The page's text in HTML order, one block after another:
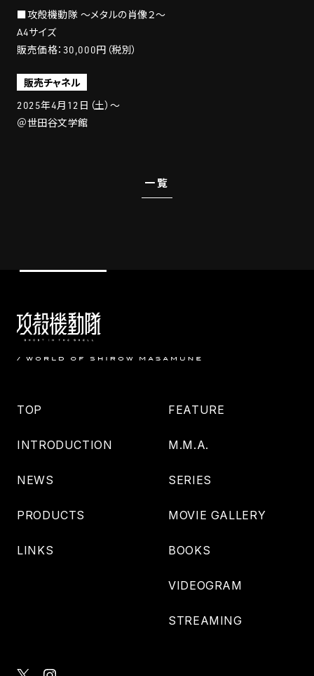
■攻殻機動隊 〜メタルの肖像２〜
A4サイズ
販売価格：30,000円（税別）
販売チャネル
2025年4月12日（土）〜
＠世田谷文学館
一覧
TOP
INTRODUCTION
NEWS
PRODUCTS
LINKS
FEATURE
M.M.A.
SERIES
MOVIE GALLERY
BOOKS
VIDEOGRAM
STREAMING